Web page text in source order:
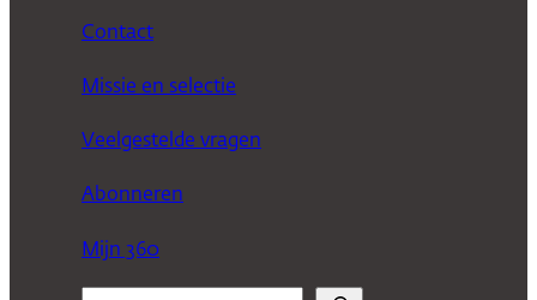
Contact
Missie en selectie
Veelgestelde vragen
Abonneren
Mijn 360